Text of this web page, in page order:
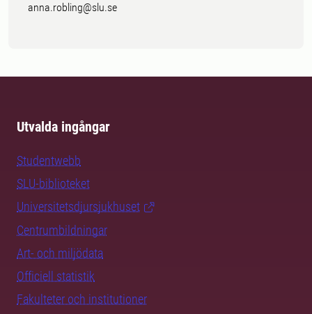
anna.robling@slu.se
Utvalda ingångar
Studentwebb
SLU-biblioteket
Universitetsdjursjukhuset
Centrumbildningar
Art- och miljödata
Officiell statistik
Fakulteter och institutioner